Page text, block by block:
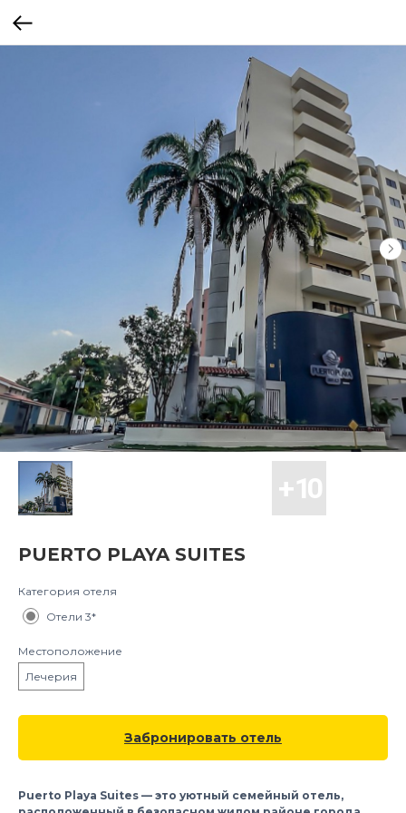
PUERTO PLAYA SUITES
Категория отеля
Отели 3*
Местоположение
Лечерия
Забронировать отель
Puerto Playa Suites — это уютный семейный отель,